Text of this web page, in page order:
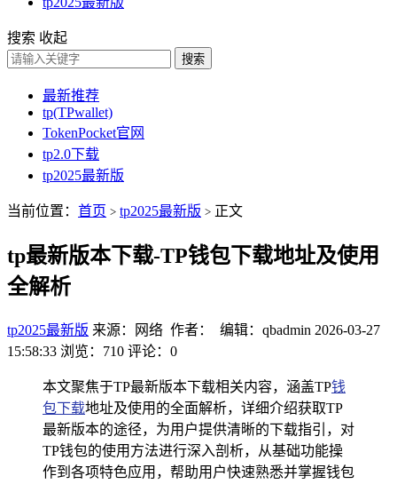
搜索 收起
搜索
最新推荐
tp(TPwallet)
TokenPocket官网
tp2.0下载
tp2025最新版
当前位置： 首页 > tp2025最新版 > 正文
tp最新版本下载-TP钱包下载地址及使用
全解析
tp2025最新版 来源：网络 作者： 编辑：qbadmin 2026-03-27
15:58:33 浏览：710 评论：0
本文聚焦于TP最新版本下载相关内容，涵盖TP钱
包下载地址及使用的全面解析，详细介绍获取TP
最新版本的途径，为用户提供清晰的下载指引，对
TP钱包的使用方法进行深入剖析，从基础功能操
作到各项特色应用，帮助用户快速熟悉并掌握钱包